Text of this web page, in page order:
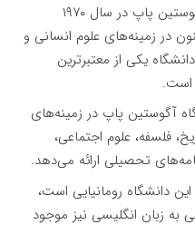
: دانشگاه آگوستین پاپ در سال ۱۹۷۰
در زمینه‌های علوم انسانی و
یکی از معتبرترین
است.
آگوستین پاپ در زمینه‌های
فلسفه، علوم اجتماعی،
تحصیلی ارائه می‌دهد.
دانشگاه رومانیایی است،
به زبان انگلیسی نیز موجود